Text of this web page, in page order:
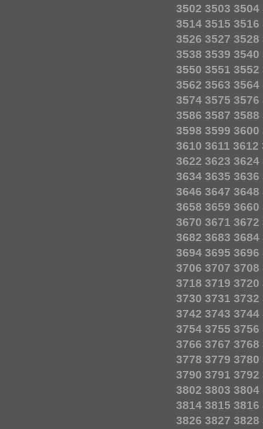
3502 3503 3504
3514 3515 3516
3526 3527 3528
3538 3539 3540
3550 3551 3552
3562 3563 3564
3574 3575 3576
3586 3587 3588
3598 3599 3600
3610 3611 3612
3622 3623 3624
3634 3635 3636
3646 3647 3648
3658 3659 3660
3670 3671 3672
3682 3683 3684
3694 3695 3696
3706 3707 3708
3718 3719 3720
3730 3731 3732
3742 3743 3744
3754 3755 3756
3766 3767 3768
3778 3779 3780
3790 3791 3792
3802 3803 3804
3814 3815 3816
3826 3827 3828